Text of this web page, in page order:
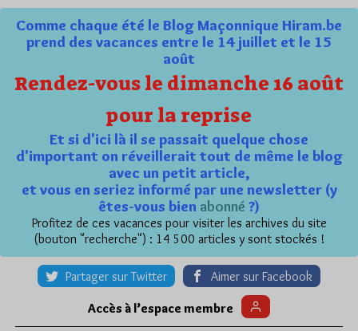
Comme chaque été le Blog Maçonnique Hiram.be
prend des vacances entre le 14 juillet et le 15
août
Rendez-vous le dimanche 16 août
pour la reprise
Et si d'ici là il se passait quelque chose
d'important on réveillerait tout de même le blog
avec un petit article,
et vous en seriez informé par une newsletter (y
êtes-vous bien abonné ?)
Profitez de ces vacances pour visiter les archives du site
(bouton "recherche") : 14 500 articles y sont stockés !
Partager sur Twitter Aimer sur Facebook
Accès à l’espace membre